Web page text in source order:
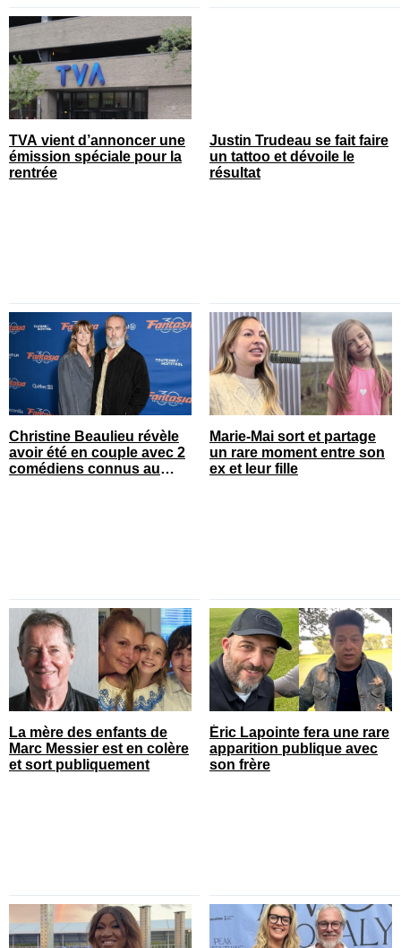
TVA vient d’annoncer une
émission spéciale pour la
rentrée
Justin Trudeau se fait faire
un tattoo et dévoile le
résultat
Christine Beaulieu révèle
avoir été en couple avec 2
comédiens connus au
Marie-Mai sort et partage
un rare moment entre son
ex et leur fille
La mère des enfants de
Marc Messier est en colère
et sort publiquement
Éric Lapointe fera une rare
apparition publique avec
son frère